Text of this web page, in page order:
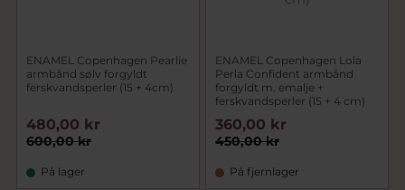
ENAMEL Copenhagen Pearlie
armbånd sølv forgyldt
ferskvandsperler (15 + 4cm)
600,00 kr
480,00 kr
På lager
ENAMEL Copenhagen Lola
Perla Confident armbånd
forgyldt m. emalje +
ferskvandsperler (15 + 4 cm)
450,00 kr
360,00 kr
På fjernlager